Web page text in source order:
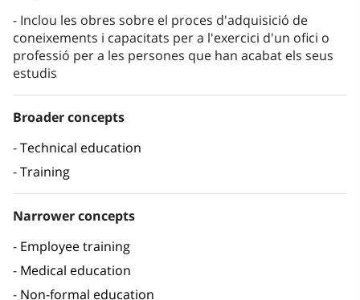
Inclou les obres sobre el proces d'adquisició de
coneixements i capacitats per a l'exercici d'un ofici o
professió per a les persones que han acabat els seus
estudis
Broader concepts
Technical education
Training
Narrower concepts
Employee training
Medical education
Non-formal education